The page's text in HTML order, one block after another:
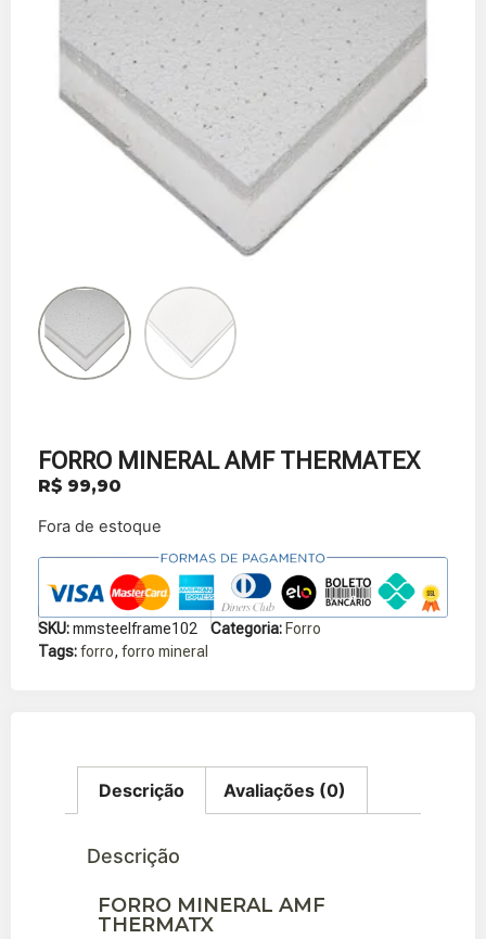
FORRO MINERAL AMF THERMATEX
R$ 99,90
Fora de estoque
SKU:mmsteelframe102 Categoria: Forro
Tags:forro, forro mineral
Descrição Avaliações (0)
Descrição
FORRO MINERAL AMF
THERMATX